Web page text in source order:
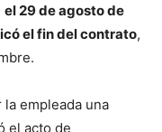
el 29 de agosto de
el fin del contrato,
empleada una
el acto de